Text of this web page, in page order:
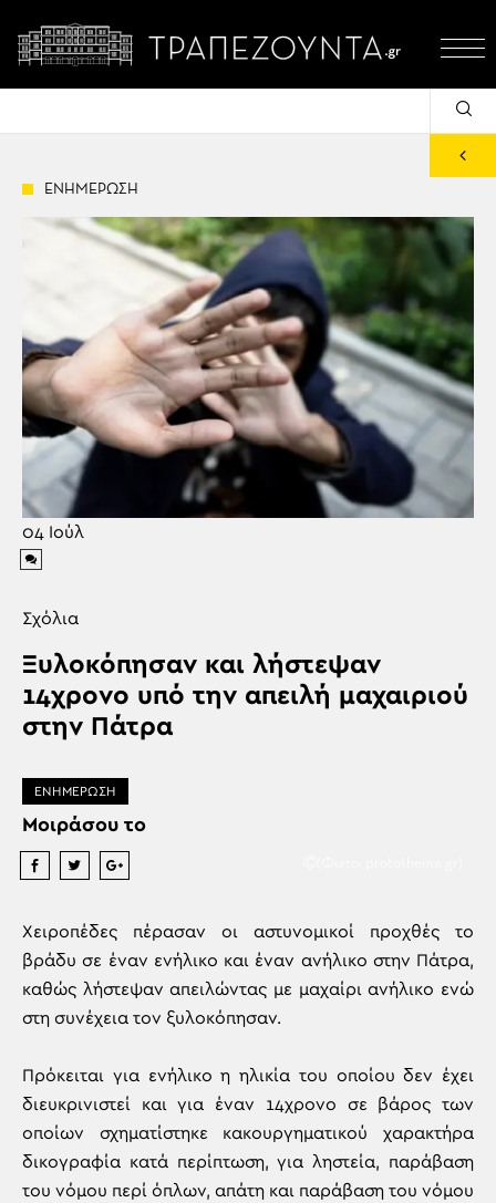
ΕΝΗΜΕΡΩΣΗ
04 Ιούλ
Σχόλια
Ξυλοκόπησαν και λήστεψαν
14χρονο υπό την απειλή μαχαιριού
στην Πάτρα
ΕΝΗΜΕΡΩΣΗ
Μοιράσου το
Χειροπέδες πέρασαν οι αστυνομικοί προχθές το
βράδυ σε έναν ενήλικο και έναν ανήλικο στην Πάτρα,
καθώς λήστεψαν απειλώντας με μαχαίρι ανήλικο ενώ
στη συνέχεια τον ξυλοκόπησαν.
Πρόκειται για ενήλικο η ηλικία του οποίου δεν έχει
διευκρινιστεί και για έναν 14χρονο σε βάρος των
οποίων σχηματίστηκε κακουργηματικού χαρακτήρα
δικογραφία κατά περίπτωση, για ληστεία, παράβαση
του νόμου περί όπλων, απάτη και παράβαση του νόμου